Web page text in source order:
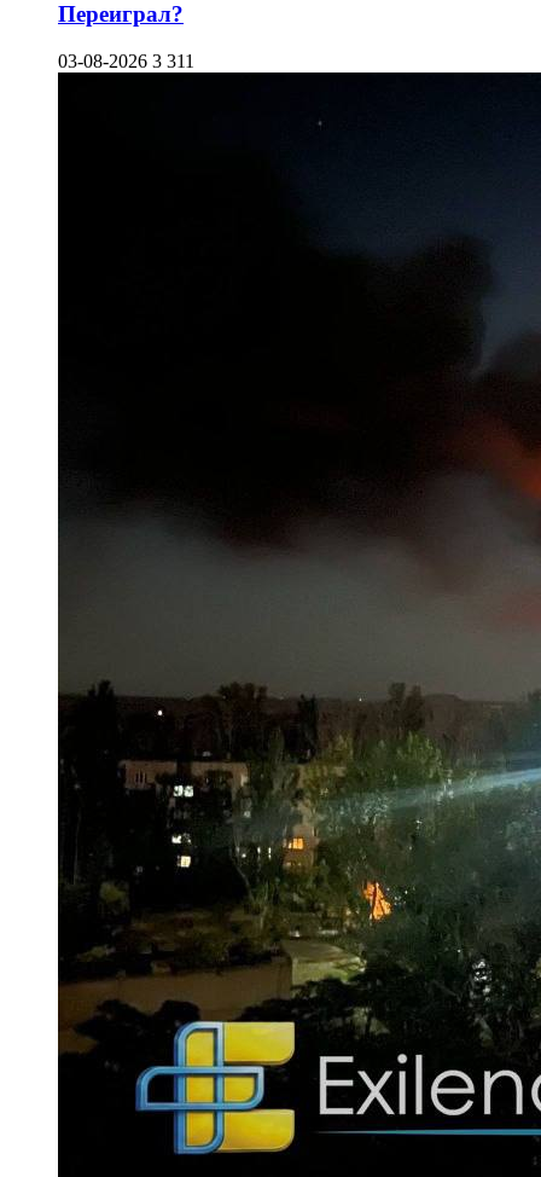
Переиграл?
03-08-2026 3 311